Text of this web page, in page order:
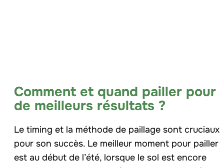
Comment et quand pailler pour
de meilleurs résultats ?
Le timing et la méthode de paillage sont cruciaux
pour son succès. Le meilleur moment pour pailler
est au début de l’été, lorsque le sol est encore